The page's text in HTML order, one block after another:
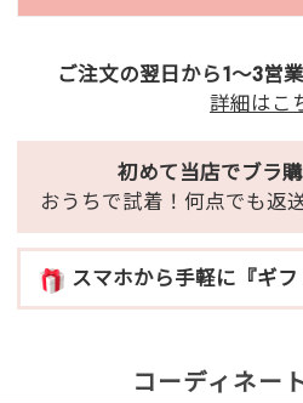
ご注文の翌日から1～3営
詳細はこ
初めて当店でブラ
おうちで試着！何点でも返
スマホから手軽に『ギ
コーディネー